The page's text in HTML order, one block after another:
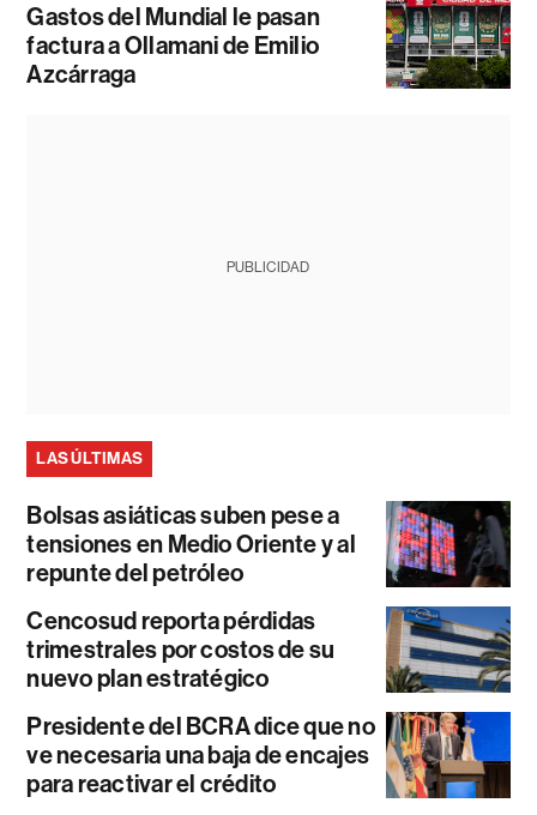
Gastos del Mundial le pasan
factura a Ollamani de Emilio
Azcárraga
PUBLICIDAD
LAS ÚLTIMAS
Bolsas asiáticas suben pese a
tensiones en Medio Oriente y al
repunte del petróleo
Cencosud reporta pérdidas
trimestrales por costos de su
nuevo plan estratégico
Presidente del BCRA dice que no
ve necesaria una baja de encajes
para reactivar el crédito